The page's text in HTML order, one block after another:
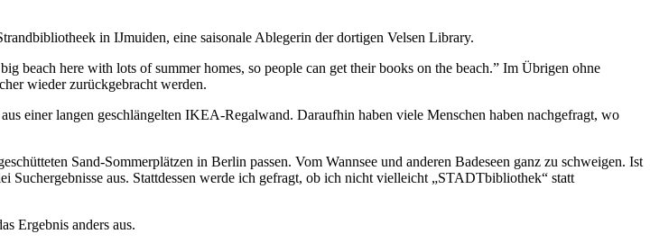
in IJmuiden, eine saisonale Ablegerin der dortigen Velsen Library.
beach here with lots of summer homes, so people can get their books on the beach.” Im Übrigen ohne
wieder zurückgebracht werden.
einer langen geschlängelten IKEA-Regalwand. Daraufhin haben viele Menschen haben nachgefragt, wo
Sand-Sommerplätzen in Berlin passen. Vom Wannsee und anderen Badeseen ganz zu schweigen. Ist
aus. Stattdessen werde ich gefragt, ob ich nicht vielleicht „STADTbibliothek“ statt
Ergebnis anders aus.